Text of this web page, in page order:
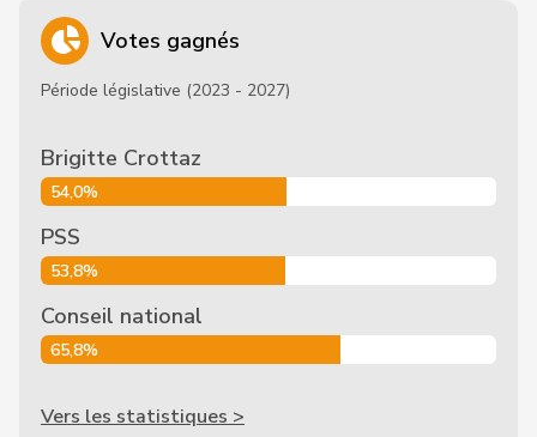
Votes gagnés
Période législative (2023 - 2027)
Brigitte Crottaz
54,0%
PSS
53,8%
Conseil national
65,8%
Vers les statistiques >